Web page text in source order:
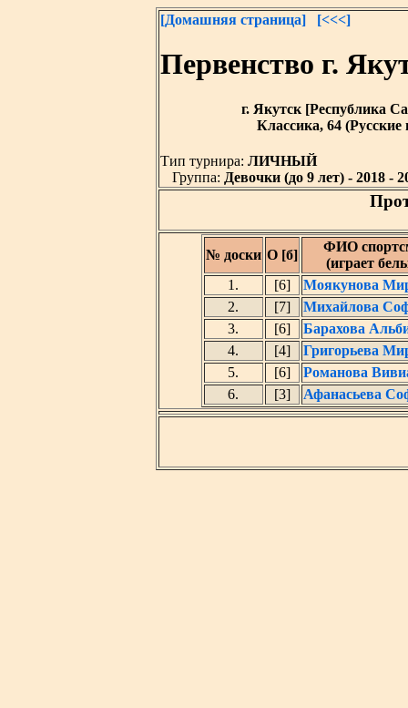
[Домашняя страница] [<<<]
Первенство г.
г. Якутск [Республика
Классика, 64
Тип турнира: ЛИЧНЫЙ
Группа: Девочки (до 9 лет) - 2018 -
№ доски О [б]
ФИО
(играет
1.
[6]
Моякунова
2.
[7]
Михайлова
3.
[6]
Барахова
4.
[4]
Григорьева
5.
[6]
Романова
6.
[3] Афанасьева